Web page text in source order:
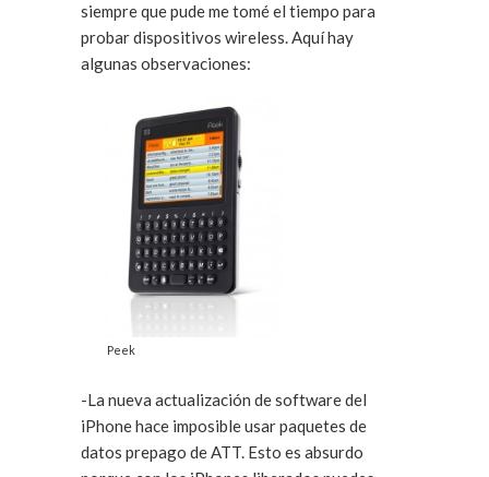
siempre que pude me tomé el tiempo para
probar dispositivos wireless. Aquí hay
algunas observaciones:
Peek
-La nueva actualización de software del
iPhone hace imposible usar paquetes de
datos prepago de ATT. Esto es absurdo